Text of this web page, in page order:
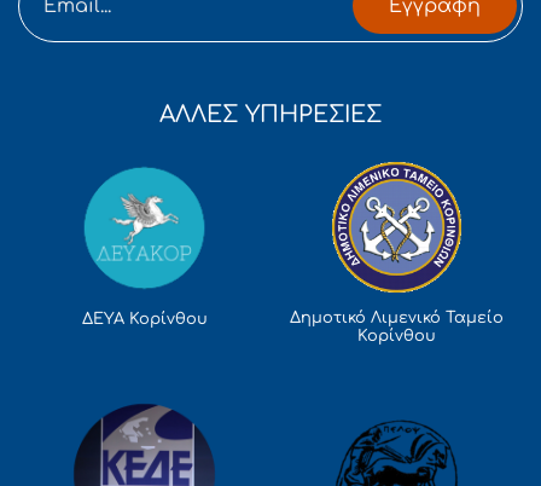
Εγγραφή
ΑΛΛΕΣ ΥΠΗΡΕΣΙΕΣ
ΔΕΥΑ Κορίνθου
Δημοτικό Λιμενικό Ταμείο
Κορίνθου